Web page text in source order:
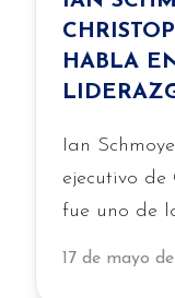
HABLA
Ian
ejecutivo de
fue uno de
la Cumbre
17 de mayo